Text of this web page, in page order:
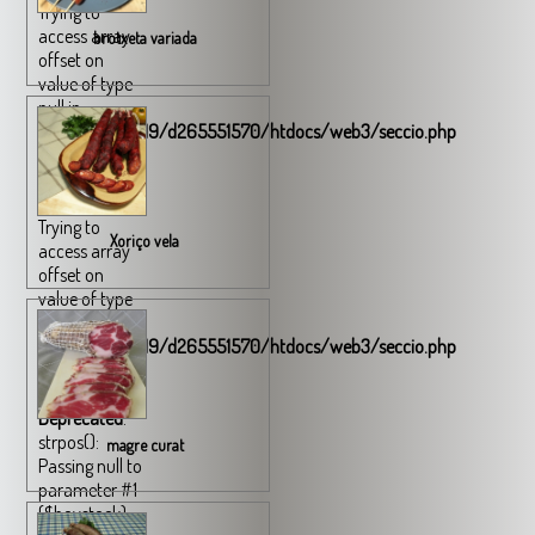
Trying to
access array
offset on
value of type
null in
/homepages/19/d265551570/htdocs/web3/seccio.php
on line349
Warning:
Trying to
access array
offset on
value of type
null in
/homepages/19/d265551570/htdocs/web3/seccio.php
on line353
Deprecated:
strpos():
Passing null to
parameter #1
($haystack)
brotxeta variada
Xoriço vela
magre curat